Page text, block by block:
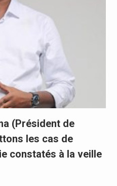
(Président de
les cas de
constatés à la veille